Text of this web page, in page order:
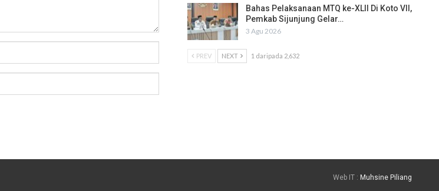
Bahas Pelaksanaan MTQ ke-XLII Di Koto VII,
Pemkab Sijunjung Gelar…
3 Agu 2026
PREV NEXT 1 daripada 2,632
Web IT : Muhsine Piliang